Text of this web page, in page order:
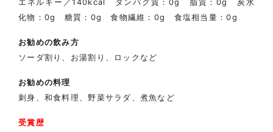
エネルギー／140kcal タンパク質：0g 脂質：0g 炭水
化物：0g 糖質：0g 食物繊維：0g 食塩相当量：0g
お勧めの飲み方
ソーダ割り、お湯割り、ロックなど
お勧めの料理
刺身、和食料理、野菜サラダ、煮魚など
受賞歴